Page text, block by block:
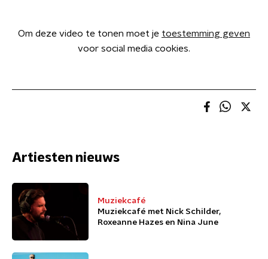
Om deze video te tonen moet je toestemming geven
voor social media cookies.
Artiesten nieuws
Muziekcafé
Muziekcafé met Nick Schilder,
Roxeanne Hazes en Nina June